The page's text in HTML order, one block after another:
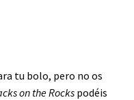
tu bolo, pero no os
on the Rockspodéis